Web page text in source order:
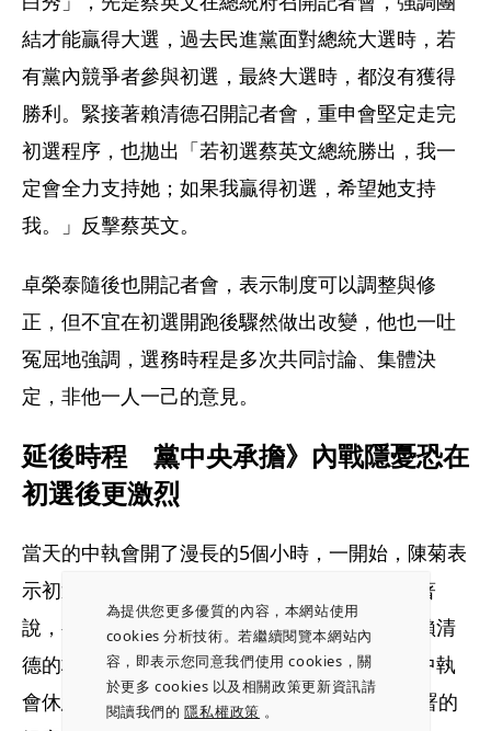
為提供您更多優質的內容，本網站使用
cookies 分析技術。若繼續閱覽本網站內
容，即表示您同意我們使用 cookies，關
於更多 cookies 以及相關政策更新資訊請
閱讀我們的隱私權政策 。
結才能贏得大選，過去民進黨面對總統大選時，若
有黨內競爭者參與初選，最終大選時，都沒有獲得
勝利。緊接著賴清德召開記者會，重申會堅定走完
初選程序，也拋出「若初選蔡英文總統勝出，我一
定會全力支持她；如果我贏得初選，希望她支持
我。」反擊蔡英文。
卓榮泰隨後也開記者會，表示制度可以調整與修
正，但不宜在初選開跑後驟然做出改變，他也一吐
冤屈地強調，選務時程是多次共同討論、集體決
定，非他一人一己的意見。
延後時程　黨中央承擔》內戰隱憂恐在
初選後更激烈
當天的中執會開了漫長的5個小時，一開始，陳菊表
示初選不能照這樣走下去，英系大將陳明文接著
說，初選應延到國民黨總統參選人出來。代表賴清
德的林俊憲、正國會系統的陳茂松堅持反對。中執
會休息闢室協商時，陳明文拿出一份有26人連署的